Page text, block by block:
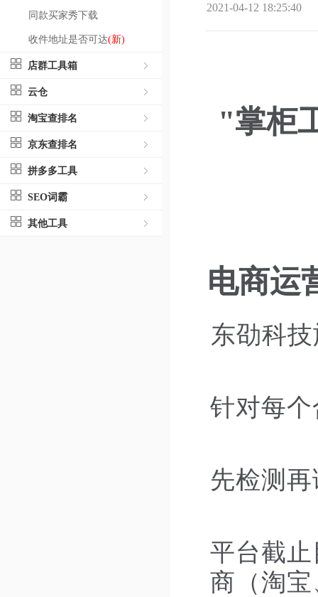
同款买家秀下载
收件地址是否可达(新)
店群工具箱
云仓
淘宝查排名
京东查排名
拼多多工具
SEO词霸
其他工具
2021-04-12 18:25:40
"掌柜
电商运
东劭科
针对每
先检测
平台截
商（淘